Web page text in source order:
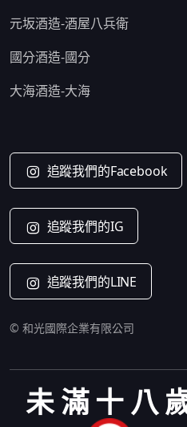
元坂酒造-酒屋八兵衛
國分酒造-國分
大海酒造-大海
追蹤我們的Facebook
追蹤我們的IG
追蹤我們的LINE
© 和光國際企業有限公司
未 滿 十 八